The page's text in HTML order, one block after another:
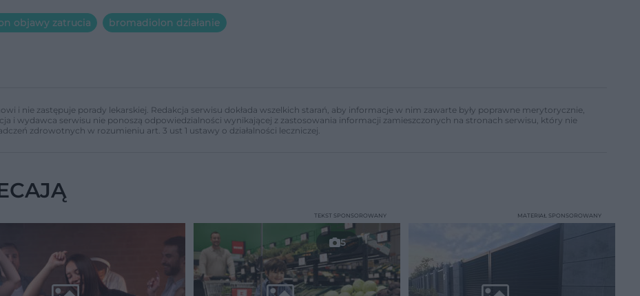
objawy zatrucia bromadiolon działanie
i nie zastępuje porady lekarskiej. Redakcja serwisu dokłada wszelkich starań, aby informacje w nim zawarte były poprawne merytorycznie,
i wydawca serwisu nie ponoszą odpowiedzialności wynikającej z zastosowania informacji zamieszczonych na stronach serwisu, który nie
zdrowotnych w rozumieniu art. 3 ust 1 ustawy o działalności leczniczej.
5
TEKST SPONSOROWANY MATERIAŁ SPONSOROWANY